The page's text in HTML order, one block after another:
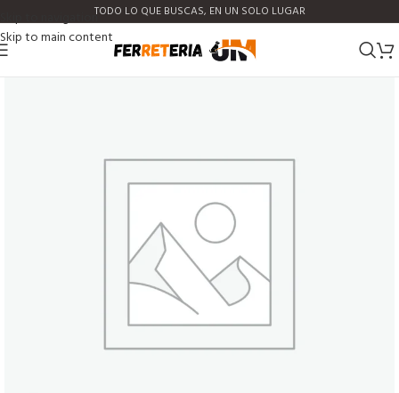
Skip to navigation
Skip to main content
TODO LO QUE BUSCAS, EN UN SOLO LUGAR